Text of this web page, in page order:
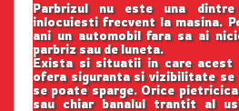
Parbrizul nu este una
inlocuiesti frecvent la masina.
ani un automobil fara sa ai
parbriz sau de luneta.
Exista si situatii in care acest
ofera siguranta si vizibilitate se
se poate sparge. Orice
sau chiar banalul trantit al